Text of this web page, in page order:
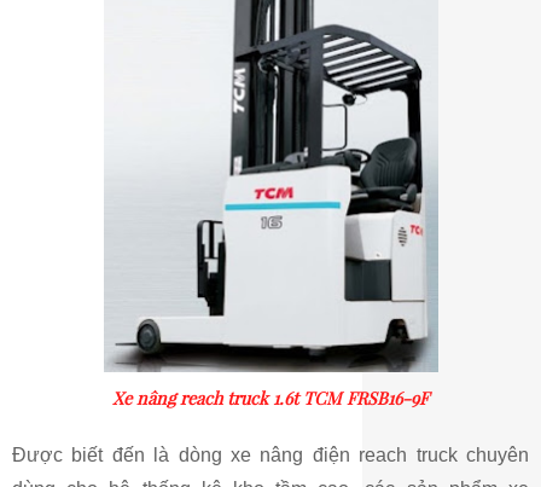
Xe nâng reach truck 1.6t TCM FRSB16-9F
Được biết đến là dòng xe nâng điện reach truck chuyên